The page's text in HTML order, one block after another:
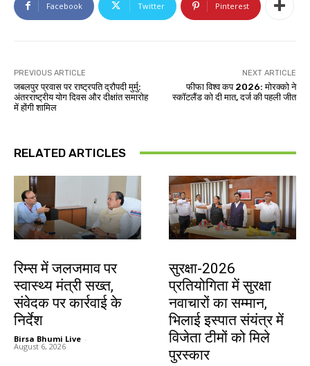
Facebook Twitter Pinterest
PREVIOUS ARTICLE
जबलपुर प्रवास पर राष्ट्रपति द्रौपदी मुर्मु:
अंतरराष्ट्रीय योग दिवस और दीक्षांत समारोह
में होंगी शामिल
NEXT ARTICLE
फीफा विश्व कप 2026: मोरक्को ने
स्कॉटलैंड को दी मात, दर्ज की पहली जीत
RELATED ARTICLES
रिम्स में जलजमाव पर
स्वास्थ्य मंत्री सख्त,
संवेदक पर कार्रवाई के
निर्देश
Birsa Bhumi Live -
August 6, 2026
सुरक्षा-2026
प्रतियोगिता में सुरक्षा
नवाचारों का सम्मान,
भिलाई इस्पात संयंत्र में
विजेता टीमों को मिले
पुरस्कार